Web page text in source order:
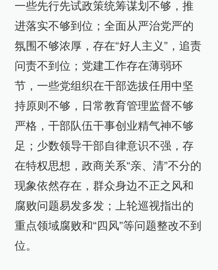
一些先行先试政策统筹谋划不够，推
进落实不够到位；全面从严治党严的
氛围不够浓厚，存在“好人主义”，追责
问责不到位；党建工作存在薄弱环
节，一些党组织在干部选拔任用中坚
持原则不够，日常教育管理监督不够
严格，干部队伍干事创业精气神不够
足；少数领导干部自律意识不强，存
在特权思想，政商关系“亲、清”不分的
现象依然存在，群众身边不正之风和
腐败问题易发多发；上轮巡视指出的
重点领域腐败和“四风”等问题整改不到
位。